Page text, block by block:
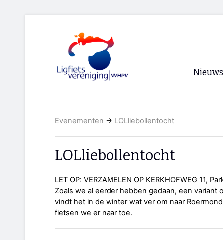
Nieuws
Evenementen → LOLliebollentocht
LOLliebollentocht
LET OP: VERZAMELEN OP KERKHOFWEG 11,
Zoals we al eerder hebben gedaan, een variant
vindt het in de winter wat ver om naar
fietsen we er naar toe.